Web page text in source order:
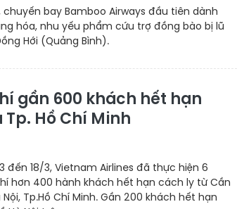
bay Bamboo Airways đầu tiên dành
hóa, nhu yếu phẩm cứu trợ đồng bào bị lũ
Hới (Quảng Bình).
gần 600 khách hết hạn
Hồ Chí Minh
đến 18/3, Vietnam Airlines đã thực hiện 6
hơn 400 hành khách hết hạn cách ly từ Cần
Tp.Hồ Chí Minh. Gần 200 khách hết hạn